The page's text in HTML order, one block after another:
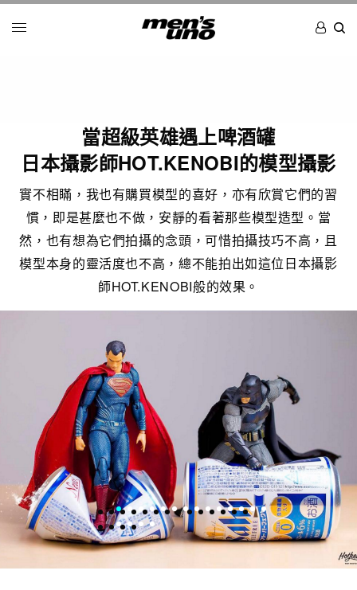
當超級英雄遇上啤酒罐
日本攝影師HOT.KENOBI的模型攝影
實不相瞞，我也有購買模型的喜好，亦有欣賞它們的習
慣，即是甚麼也不做，安靜的看著那些模型造型。當
然，也有想為它們拍攝的念頭，可惜拍攝技巧不高，且
模型本身的靈活度也不高，總不能拍出如這位日本攝影
師HOT.KENOBI般的效果。